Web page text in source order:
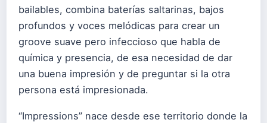
bailables, combina baterías saltarinas, bajos
profundos y voces melódicas para crear un
groove suave pero infeccioso que habla de
química y presencia, de esa necesidad de dar
una buena impresión y de preguntar si la otra
persona está impresionada.
“Impressions” nace desde ese territorio donde la